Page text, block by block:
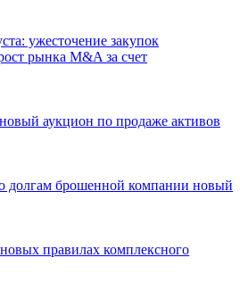
ужесточение закупок
рынка M&A за счет
аукцион по продаже активов
долгам брошенной компании новый
правилах комплексного